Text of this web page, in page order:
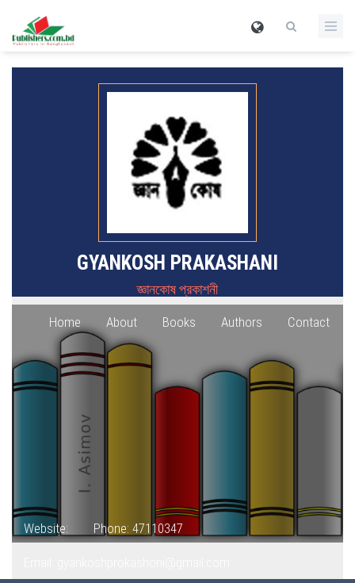
GYANKOSH PRAKASHANI
জ্ঞানকোষ প্রকাশনী
Home About Books Authors Contact
Website: Phone: 47110347